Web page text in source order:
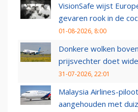
VisionSafe wijst
gevaren rook in de
01-08-2026, 8:00
Donkere wolken
prijsvechter doet
31-07-2026, 22:01
Malaysia Airlines-
aangehouden met